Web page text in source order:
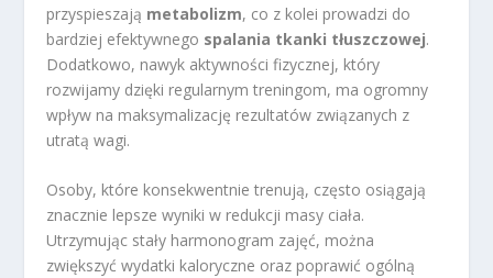
przyspieszają metabolizm, co z kolei prowadzi do
bardziej efektywnego spalania tkanki tłuszczowej.
Dodatkowo, nawyk aktywności fizycznej, który
rozwijamy dzięki regularnym treningom, ma ogromny
wpływ na maksymalizację rezultatów związanych z
utratą wagi.
Osoby, które konsekwentnie trenują, często osiągają
znacznie lepsze wyniki w redukcji masy ciała.
Utrzymując stały harmonogram zajęć, można
zwiększyć wydatki kaloryczne oraz poprawić ogólną